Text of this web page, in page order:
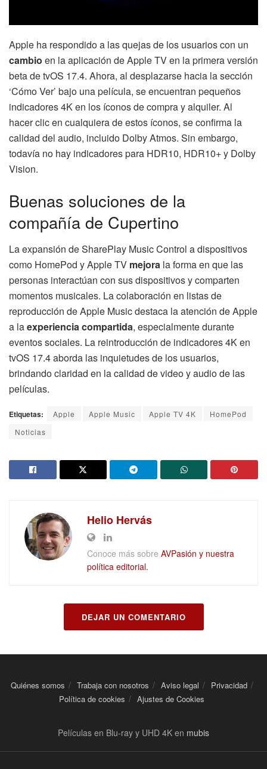
Apple ha respondido a las quejas de los usuarios con un
cambio en la aplicación de Apple TV en la primera versión
beta de tvOS 17.4. Ahora, al desplazarse hacia la sección
‘Cómo Ver’ bajo una película, se encuentran pequeños
indicadores 4K en los íconos de compra y alquiler. Al
hacer clic en cualquiera de estos íconos, se confirma la
calidad del audio, incluido Dolby Atmos. Sin embargo,
todavía no hay indicadores para HDR10, HDR10+ y Dolby
Vision.
Buenas soluciones de la
compañía de Cupertino
La expansión de SharePlay Music Control a dispositivos
como HomePod y Apple TV mejora la forma en que las
personas interactúan con sus dispositivos y comparten
momentos musicales. La colaboración en listas de
reproducción de Apple Music destaca la atención de Apple
a laexperiencia compartida, especialmente durante
eventos sociales. La reintroducción de indicadores 4K en
tvOS 17.4 aborda las inquietudes de los usuarios,
brindando claridad en la calidad de video y audio de las
películas.
Etiquetas: Apple Apple Music Apple TV 4K
HomePod
Noticias
Helio Hervás
Conoce más sobre AVPasión y nuestra
política editorial.
DEJAR UN COMENTARIO
Quiénes somos Trabaja con nosotros Aviso legal
Privacidad
Política de cookies
Ajustes de Cookies
Películas en Blu-ray y UHD 4K en mubis